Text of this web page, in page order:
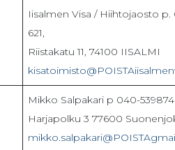
Iisalmen Visa / Hiihtojaosto
621,
Riistakatu 11, 74100 IISALMI
Mikko Salpakari p 040-
Harjapolku 3 77600